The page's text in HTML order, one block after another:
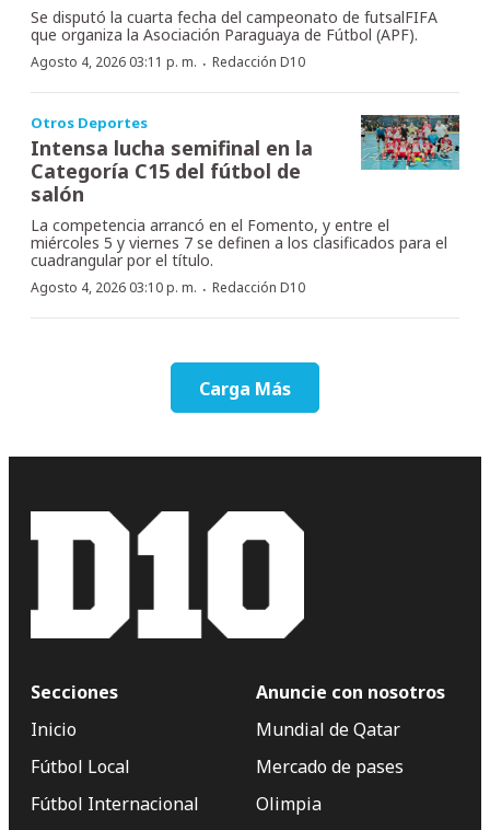
Se disputó la cuarta fecha del campeonato de futsalFIFA
que organiza la Asociación Paraguaya de Fútbol (APF).
Agosto 4, 2026 03:11 p. m. · Redacción D10
Otros Deportes
Intensa lucha semifinal en la
Categoría C15 del fútbol de
salón
La competencia arrancó en el Fomento, y entre el
miércoles 5 y viernes 7 se definen a los clasificados para el
cuadrangular por el título.
Agosto 4, 2026 03:10 p. m. · Redacción D10
Carga Más
Secciones
Inicio
Fútbol Local
Fútbol Internacional
Anuncie con nosotros
Mundial de Qatar
Mercado de pases
Olimpia